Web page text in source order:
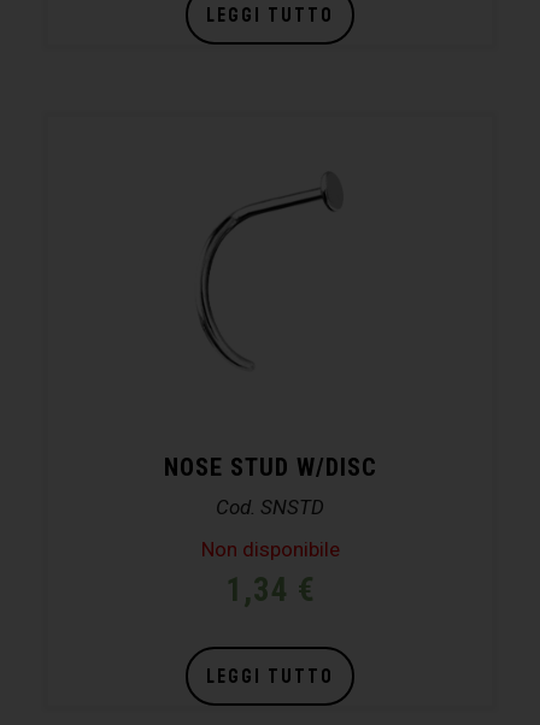
LEGGI TUTTO
NOSE STUD W/DISC
Cod. SNSTD
Non disponibile
1,34 €
LEGGI TUTTO